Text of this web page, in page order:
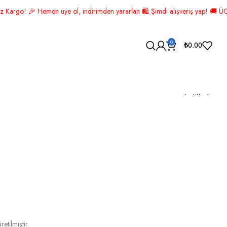
yararlan 🛍️ Şimdi alışveriş yap! 🚚 ÜCRETSİZ KARGO! 📦
0 ₺0.00